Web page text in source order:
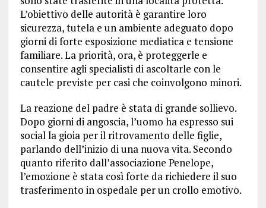
L’obiettivo delle autorità è garantire loro
sicurezza, tutela e un ambiente adeguato dopo
giorni di forte esposizione mediatica e tensione
familiare. La priorità, ora, è proteggerle e
consentire agli specialisti di ascoltarle con le
cautele previste per casi che coinvolgono minori.
La reazione del padre è stata di grande sollievo.
Dopo giorni di angoscia, l’uomo ha espresso sui
social la gioia per il ritrovamento delle figlie,
parlando dell’inizio di una nuova vita. Secondo
quanto riferito dall’associazione Penelope,
l’emozione è stata così forte da richiedere il suo
trasferimento in ospedale per un crollo emotivo.